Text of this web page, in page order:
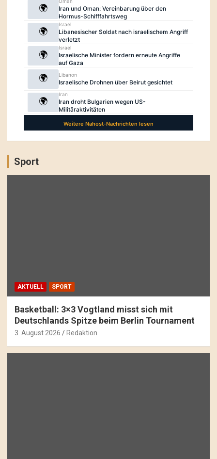
Sport
AKTUELL SPORT
Basketball: 3×3 Vogtland misst sich mit
Deutschlands Spitze beim Berlin Tournament
3. August 2026 Redaktion